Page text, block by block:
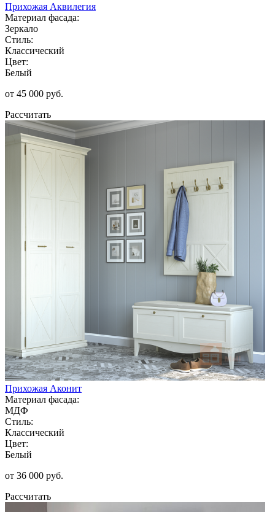
Прихожая Аквилегия
Материал фасада:
Зеркало
Стиль:
Классический
Цвет:
Белый
от 45 000 руб.
Рассчитать
Прихожая Аконит
Материал фасада:
МДФ
Стиль:
Классический
Цвет:
Белый
от 36 000 руб.
Рассчитать